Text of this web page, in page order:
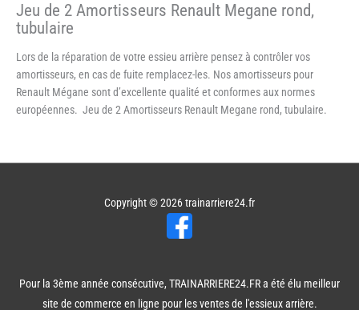
Jeu de 2 Amortisseurs Renault Megane rond,
tubulaire
Lors de la réparation de votre essieu arrière pensez à contrôler vos
amortisseurs, en cas de fuite remplacez-les. Nos amortisseurs pour
Renault Mégane sont d’excellente qualité et conformes aux normes
européennes. Jeu de 2 Amortisseurs Renault Megane rond, tubulaire.
Copyright © 2026trainarriere24.fr
Pour la 3ème année consécutive, TRAINARRIERE24.FR a été élu meilleur
site de commerce en ligne pour les ventes de l'essieux arrière.